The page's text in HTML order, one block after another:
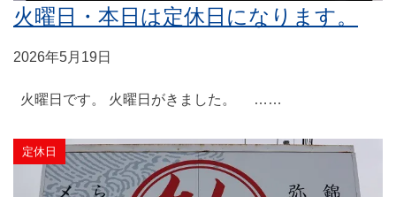
火曜日・本日は定休日になります。
2026年5月19日
火曜日です。 火曜日がきました。 ……
定休日